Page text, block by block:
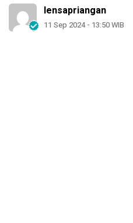
lensapriangan
11 Sep 2024 - 13:50 WIB